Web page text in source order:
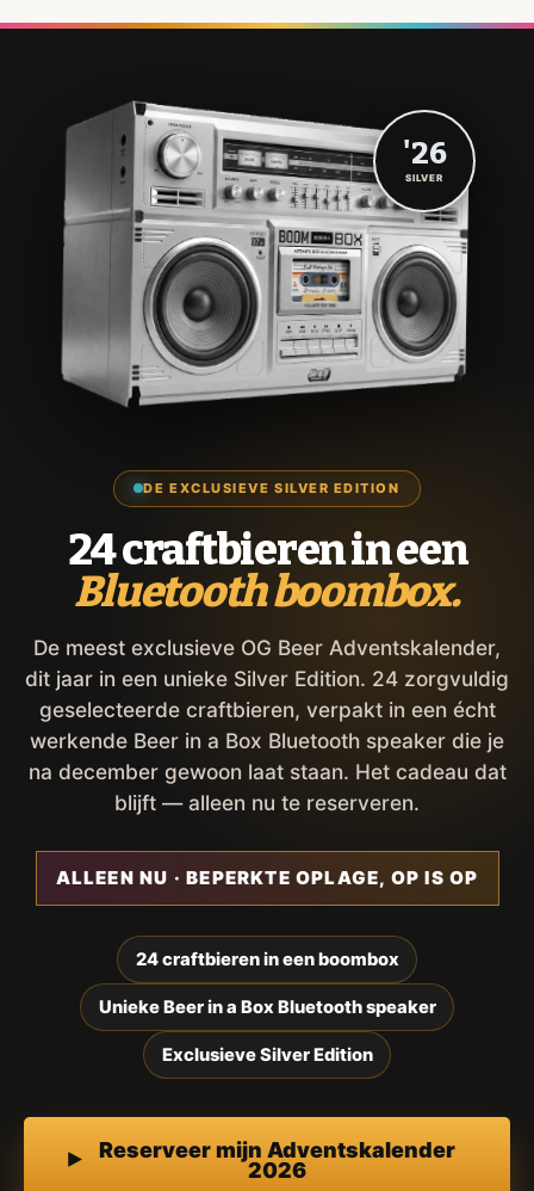
DE EXCLUSIEVE SILVER EDITION
24 craftbieren in een
Bluetooth boombox.
De meest exclusieve OG Beer Adventskalender,
dit jaar in een unieke Silver Edition. 24 zorgvuldig
geselecteerde craftbieren, verpakt in een écht
werkende Beer in a Box Bluetooth speaker die je
na december gewoon laat staan. Het cadeau dat
blijft — alleen nu te reserveren.
ALLEEN NU · BEPERKTE OPLAGE, OP IS OP
24 craftbieren in een boombox
Unieke Beer in a Box Bluetooth speaker
Exclusieve Silver Edition
Reserveer mijn Adventskalender
2026
'26
SILVER